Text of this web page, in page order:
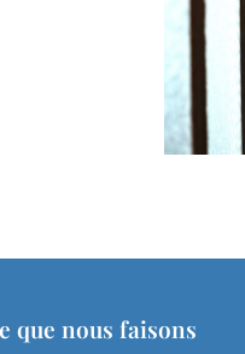
que nous faisons